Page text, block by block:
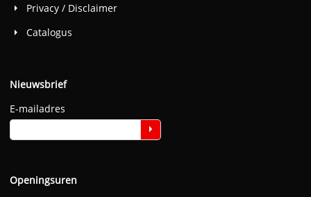
Privacy / Disclaimer
Catalogus
Nieuwsbrief
E-mailadres
Openingsuren